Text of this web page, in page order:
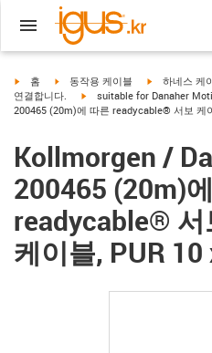
igus-icon-arrow-right
홈 igus-icon-arrow-right
동작용 케이블 igus-icon-
하네스 케
연결합니다.
igus-icon-arrow-right
suitable for Danaher
200465 (20m)에 따른 readycable® 서보 케
Kollmorgen /
200465 (20m)
readycable® 서
케이블, PUR 10